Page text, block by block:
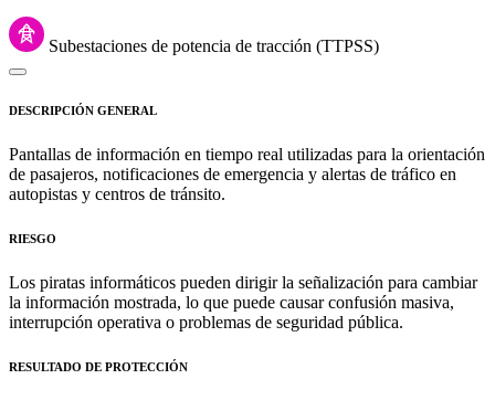
Subestaciones de potencia de tracción (TTPSS)
DESCRIPCIÓN GENERAL
Pantallas de información en tiempo real utilizadas para la orientación
de pasajeros, notificaciones de emergencia y alertas de tráfico en
autopistas y centros de tránsito.
RIESGO
Los piratas informáticos pueden dirigir la señalización para cambiar
la información mostrada, lo que puede causar confusión masiva,
interrupción operativa o problemas de seguridad pública.
RESULTADO DE PROTECCIÓN